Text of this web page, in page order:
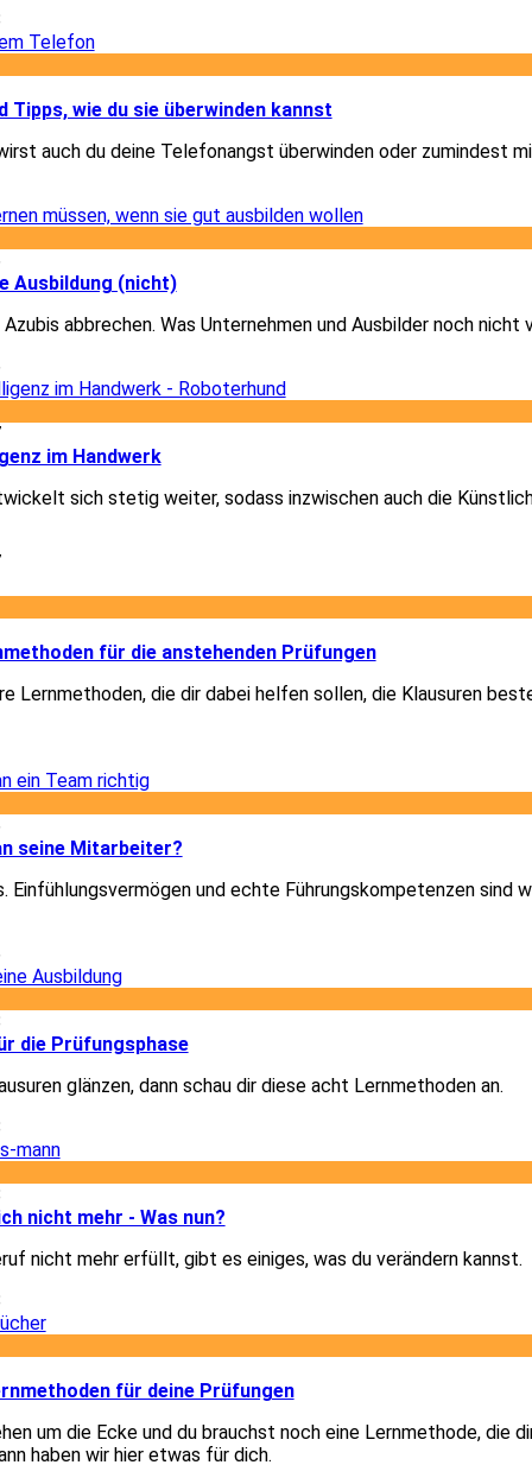
Tipps, wie du sie überwinden kannst
auch du deine Telefonangst überwinden oder zumindest
Ausbildung (nicht)
Azubis abbrechen. Was Unternehmen und Ausbilder noch nicht
im Handwerk
sich stetig weiter, sodass inzwischen auch die
für die anstehenden Prüfungen
Lernmethoden, die dir dabei helfen sollen, die Klausuren
seine Mitarbeiter?
Einfühlungsvermögen und echte Führungskompetenzen sind
die Prüfungsphase
glänzen, dann schau dir diese acht Lernmethoden an.
nicht mehr - Was nun?
nicht mehr erfüllt, gibt es einiges, was du verändern kannst.
für deine Prüfungen
um die Ecke und du brauchst noch eine Lernmethode, die
haben wir hier etwas für dich.